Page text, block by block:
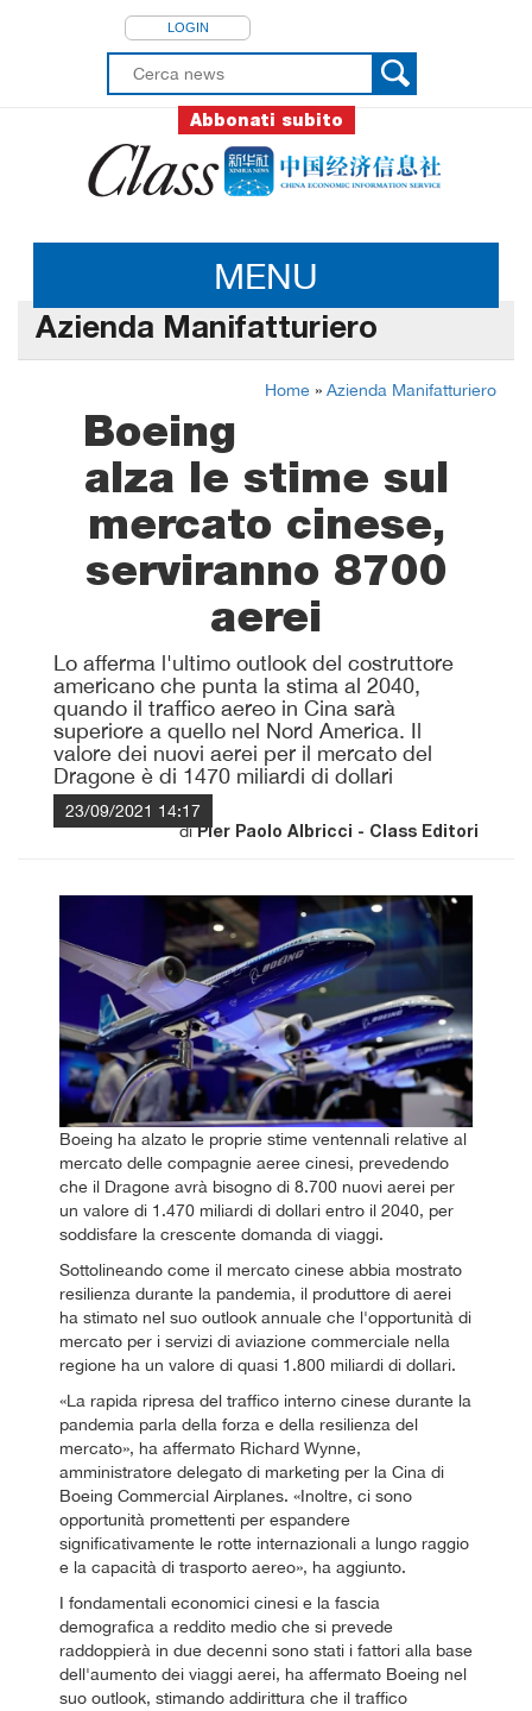
LOGIN
Abbonati subito
MENU
Azienda Manifatturiero
Home » Azienda Manifatturiero
Boeing
alza le stime sul
mercato cinese,
serviranno 8700
aerei
Lo afferma l'ultimo outlook del costruttore
americano che punta la stima al 2040,
quando il traffico aereo in Cina sarà
superiore a quello nel Nord America. Il
valore dei nuovi aerei per il mercato del
Dragone è di 1470 miliardi di dollari
23/09/2021 14:17
diPier Paolo Albricci - Class Editori
Boeing ha alzato le proprie stime ventennali relative al
mercato delle compagnie aeree cinesi, prevedendo
che il Dragone avrà bisogno di 8.700 nuovi aerei per
un valore di 1.470 miliardi di dollari entro il 2040, per
soddisfare la crescente domanda di viaggi.
Sottolineando come il mercato cinese abbia mostrato
resilienza durante la pandemia, il produttore di aerei
ha stimato nel suo outlook annuale che l'opportunità di
mercato per i servizi di aviazione commerciale nella
regione ha un valore di quasi 1.800 miliardi di dollari.
«La rapida ripresa del traffico interno cinese durante la
pandemia parla della forza e della resilienza del
mercato», ha affermato Richard Wynne,
amministratore delegato di marketing per la Cina di
Boeing Commercial Airplanes. «Inoltre, ci sono
opportunità promettenti per espandere
significativamente le rotte internazionali a lungo raggio
e la capacità di trasporto aereo», ha aggiunto.
I fondamentali economici cinesi e la fascia
demografica a reddito medio che si prevede
raddoppierà in due decenni sono stati i fattori alla base
dell'aumento dei viaggi aerei, ha affermato Boeing nel
suo outlook, stimando addirittura che il traffico